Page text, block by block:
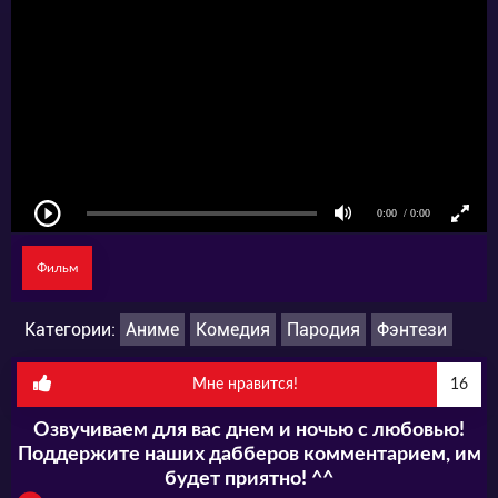
Фильм
Категории: Аниме Комедия Пародия Фэнтези
Мне нравится! 16
Озвучиваем для вас днем и ночью с любовью!
Поддержите наших дабберов комментарием, им
будет приятно! ^^